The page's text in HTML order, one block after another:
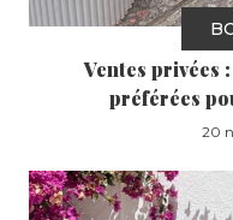
Ventes privées
préférées
20